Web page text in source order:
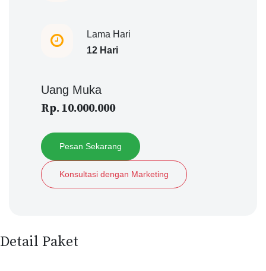
Lama Hari
12 Hari
Uang Muka
Rp. 10.000.000
Pesan Sekarang
Konsultasi dengan Marketing
Detail Paket